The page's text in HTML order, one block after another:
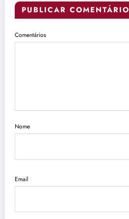
PUBLICAR COMENTÁRIO
Comentários
Nome
Email